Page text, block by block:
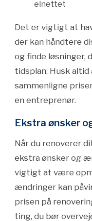
elnettet
Det er vigtigt at
der kan håndtere
og finde løsninger,
tidsplan. Husk
sammenligne
en entreprenør.
Ekstra ønsker
Når du renoverer
ekstra ønsker og
vigtigt at være
ændringer kan
prisen på
ting, du bør